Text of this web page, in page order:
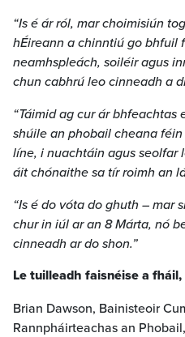
“Is é ár ról, mar choimisiún
hÉireann a chinntiú go bhfuil
neamhspleách, soiléir agus
chun cabhrú leo cinneadh a
“Táimid ag cur ár bhfeachtas
shúile an phobail cheana
líne, i nuachtáin agus seolfar
áit chónaithe sa tír roimh an
“Is é do vóta do ghuth – mar
chur in iúl ar an 8 Márta, nó
cinneadh ar do shon.”
Le tuilleadh faisnéise a
Brian Dawson, Bainisteoir
Rannpháirteachas an Phobail,